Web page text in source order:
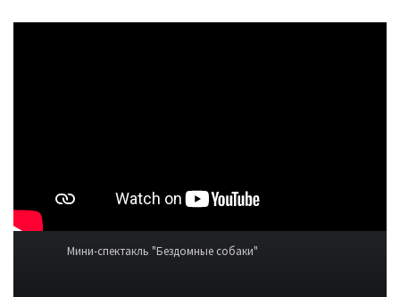
Мини-спектакль "Бездомные собаки"